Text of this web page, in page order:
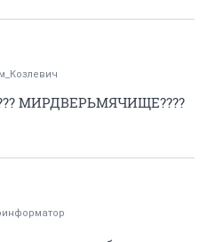
МИРДВЕРЬМЯЧИЩЕ????